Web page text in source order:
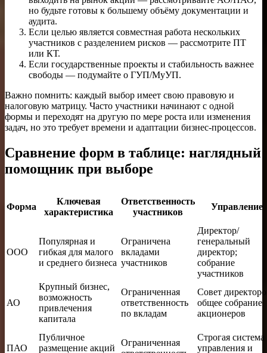
но будьте готовы к большему объёму документации и
аудита.
Если целью является совместная работа нескольких
участников с разделением рисков — рассмотрите ПТ
или КТ.
Если государственные проекты и стабильность важнее
свободы — подумайте о ГУП/МуУП.
Важно помнить: каждый выбор имеет свою правовую и
налоговую матрицу. Часто участники начинают с одной
формы и переходят на другую по мере роста или изменения
задач, но это требует времени и адаптации бизнес-процессов.
Сравнение форм в таблице: наглядный
помощник при выборе
Форма
Ключевая
характеристика
Ответственность
участников
Управление
ООО
Популярная и
гибкая для малого
и среднего бизнеса
Ограничена
вкладами
участников
Директор/
генеральный
директор;
собрание
участников
АО
Крупный бизнес,
возможность
привлечения
капитала
Ограниченная
ответственность
по вкладам
Совет
общее собрание
акционеров
ПАО
Публичное
размещение акций
Ограниченная
Строгая система
управления и